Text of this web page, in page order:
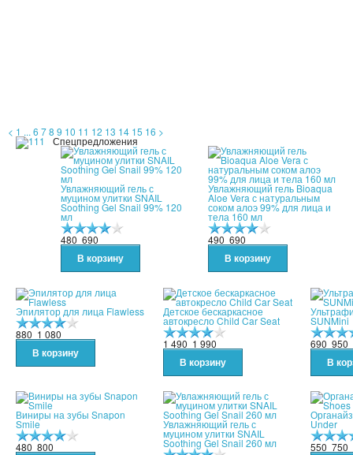
< 1 ... 6 78 9 10 11 12 13 14 15 16 >
Спецпредложения
Увлажняющий гель с
муцином улитки SNAIL
Soothing Gel Snail 99% 120
мл
480 690
Увлажняющий гель Bioaqua
Aloe Vera с натуральным
соком алоэ 99% для лица и
тела 160 мл
490 690
Эпилятор для лица Flawless
880 1 080
Детское бескаркасное
автокресло Child Car Seat
1 490 1 990
SUNMini
690 950
Виниры на зубы Snapon
Smile
480 800
Увлажняющий гель с
муцином улитки SNAIL
Soothing Gel Snail 260 мл
Under
550 750